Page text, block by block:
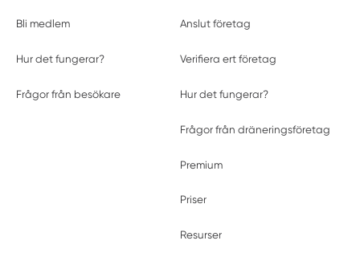
Bli medlem
Hur det fungerar?
Frågor från besökare
Anslut företag
Verifiera ert företag
Hur det fungerar?
Frågor från dräneringsföretag
Premium
Priser
Resurser